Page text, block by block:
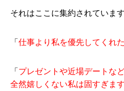
それはここに集約されています
「 仕事より私を優先してくれ
「 プレゼントや近場デートな
全然嬉しくない私は固すぎま